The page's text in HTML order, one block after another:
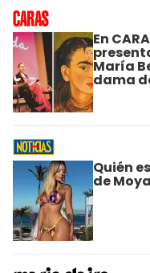
En
María
dama
Quién
de